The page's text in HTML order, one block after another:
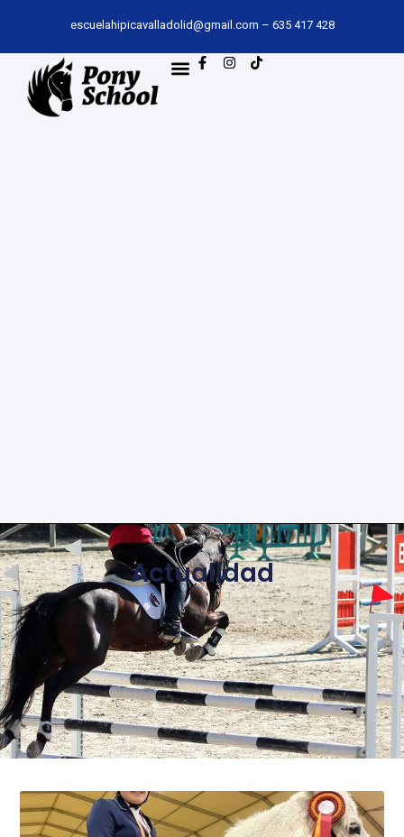
escuelahipicavalladolid@gmail.com – 635 417 428
Actualidad